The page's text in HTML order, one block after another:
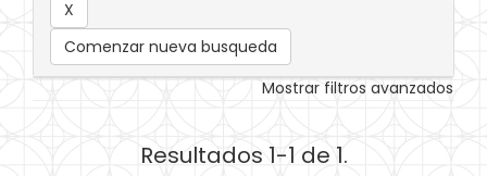
Comenzar nueva busqueda
Mostrar filtros avanzados
Resultados 1-1 de 1.